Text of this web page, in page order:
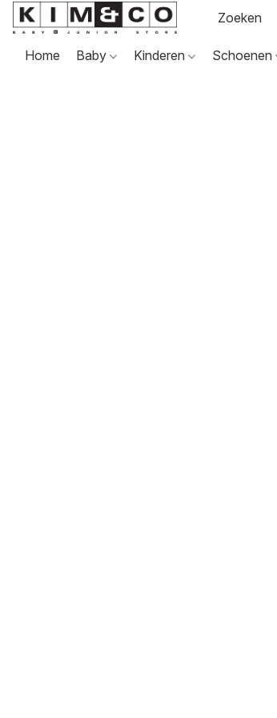
Home Baby Kinderen Schoenen